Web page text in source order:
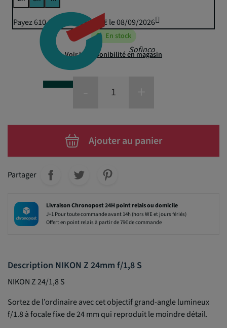
Sofinco
Payez 610,26 € puis 599,95 € le 08/09/2026
En stock
Voir la disponibilité en magasin
Ajouter au panier
Partager
Livraison Chronopost 24H point relais ou domicile
J+1 Pour toute commande avant 14h (hors WE et jours fériés)
Offert en point relais à partir de 79€ de commande
Description NIKON Z 24mm f/1,8 S
NIKON Z 24/1,8 S
Sortez de l’ordinaire avec cet objectif grand-angle lumineux
f/1.8 à focale fixe de 24 mm qui reproduit le moindre détail.